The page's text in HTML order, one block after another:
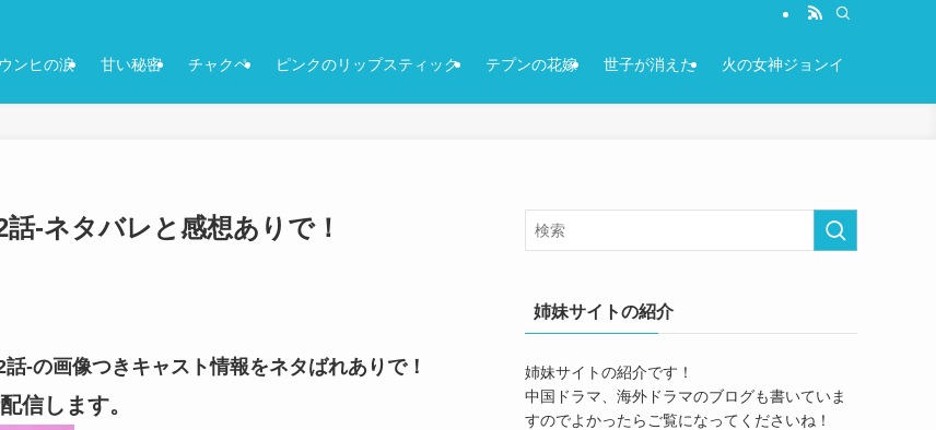
ウンヒの涙 甘い秘密 チャクペ ピンクのリップスティック テプンの花嫁 世子が消えた 火の女神ジョンイ
-ネタバレと感想ありで！
-の画像つきキャスト情報をネタばれありで！
信します。
姉妹サイトの紹介
姉妹サイトの紹介です！
中国ドラマ、海外ドラマのブログも書いていま
すのでよかったらご覧になってくださいね！